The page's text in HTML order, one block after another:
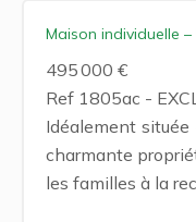
Maison individuelle
495 000 €
Ref 1805ac -
Idéalement
charmante
les familles à la